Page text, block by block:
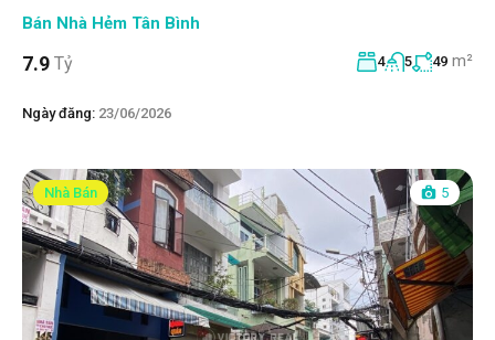
Bán Nhà Hẻm Tân Bình
7.9 Tỷ 4 5 49 m²
Ngày đăng: 23/06/2026
Nhà Bán 5